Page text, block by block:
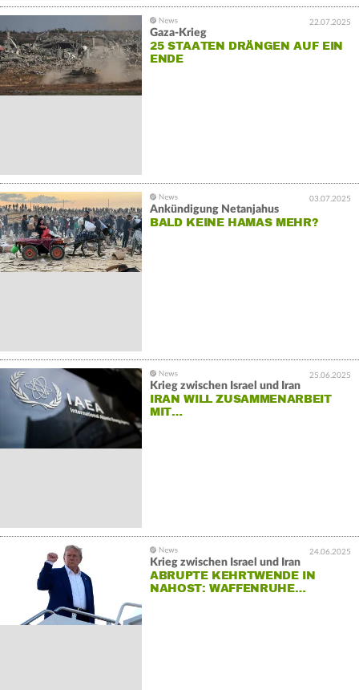
22.07.2025
Gaza-Krieg
25 STAATEN DRÄNGEN AUF EIN
ENDE
03.07.2025
Ankündigung Netanjahus
BALD KEINE HAMAS MEHR?
25.06.2025
Krieg zwischen Israel und Iran
IRAN WILL ZUSAMMENARBEIT
MIT…
24.06.2025
Krieg zwischen Israel und Iran
ABRUPTE KEHRTWENDE IN
NAHOST: WAFFENRUHE…